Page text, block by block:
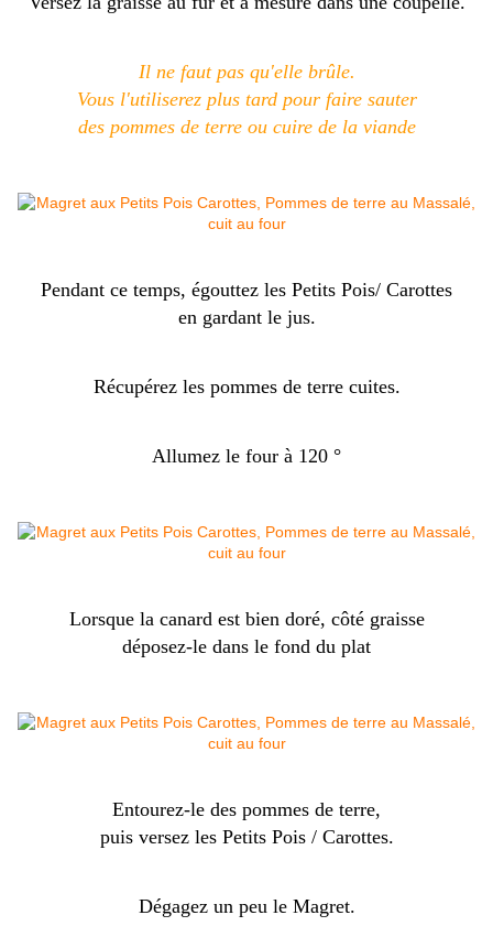
Il ne faut pas qu'elle brûle.
Vous l'utiliserez plus tard pour faire sauter
des pommes de terre ou cuire de la viande
Pendant ce temps, égouttez les Petits Pois/ Carottes
en gardant le jus.
Récupérez les pommes de terre cuites.
Allumez le four à 120 °
Lorsque la canard est bien doré, côté graisse
déposez-le dans le fond du plat
Entourez-le des pommes de terre,
puis versez les Petits Pois / Carottes.
Dégagez un peu le Magret.